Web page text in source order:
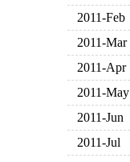
2011-Feb
2011-Mar
2011-Apr
2011-May
2011-Jun
2011-Jul